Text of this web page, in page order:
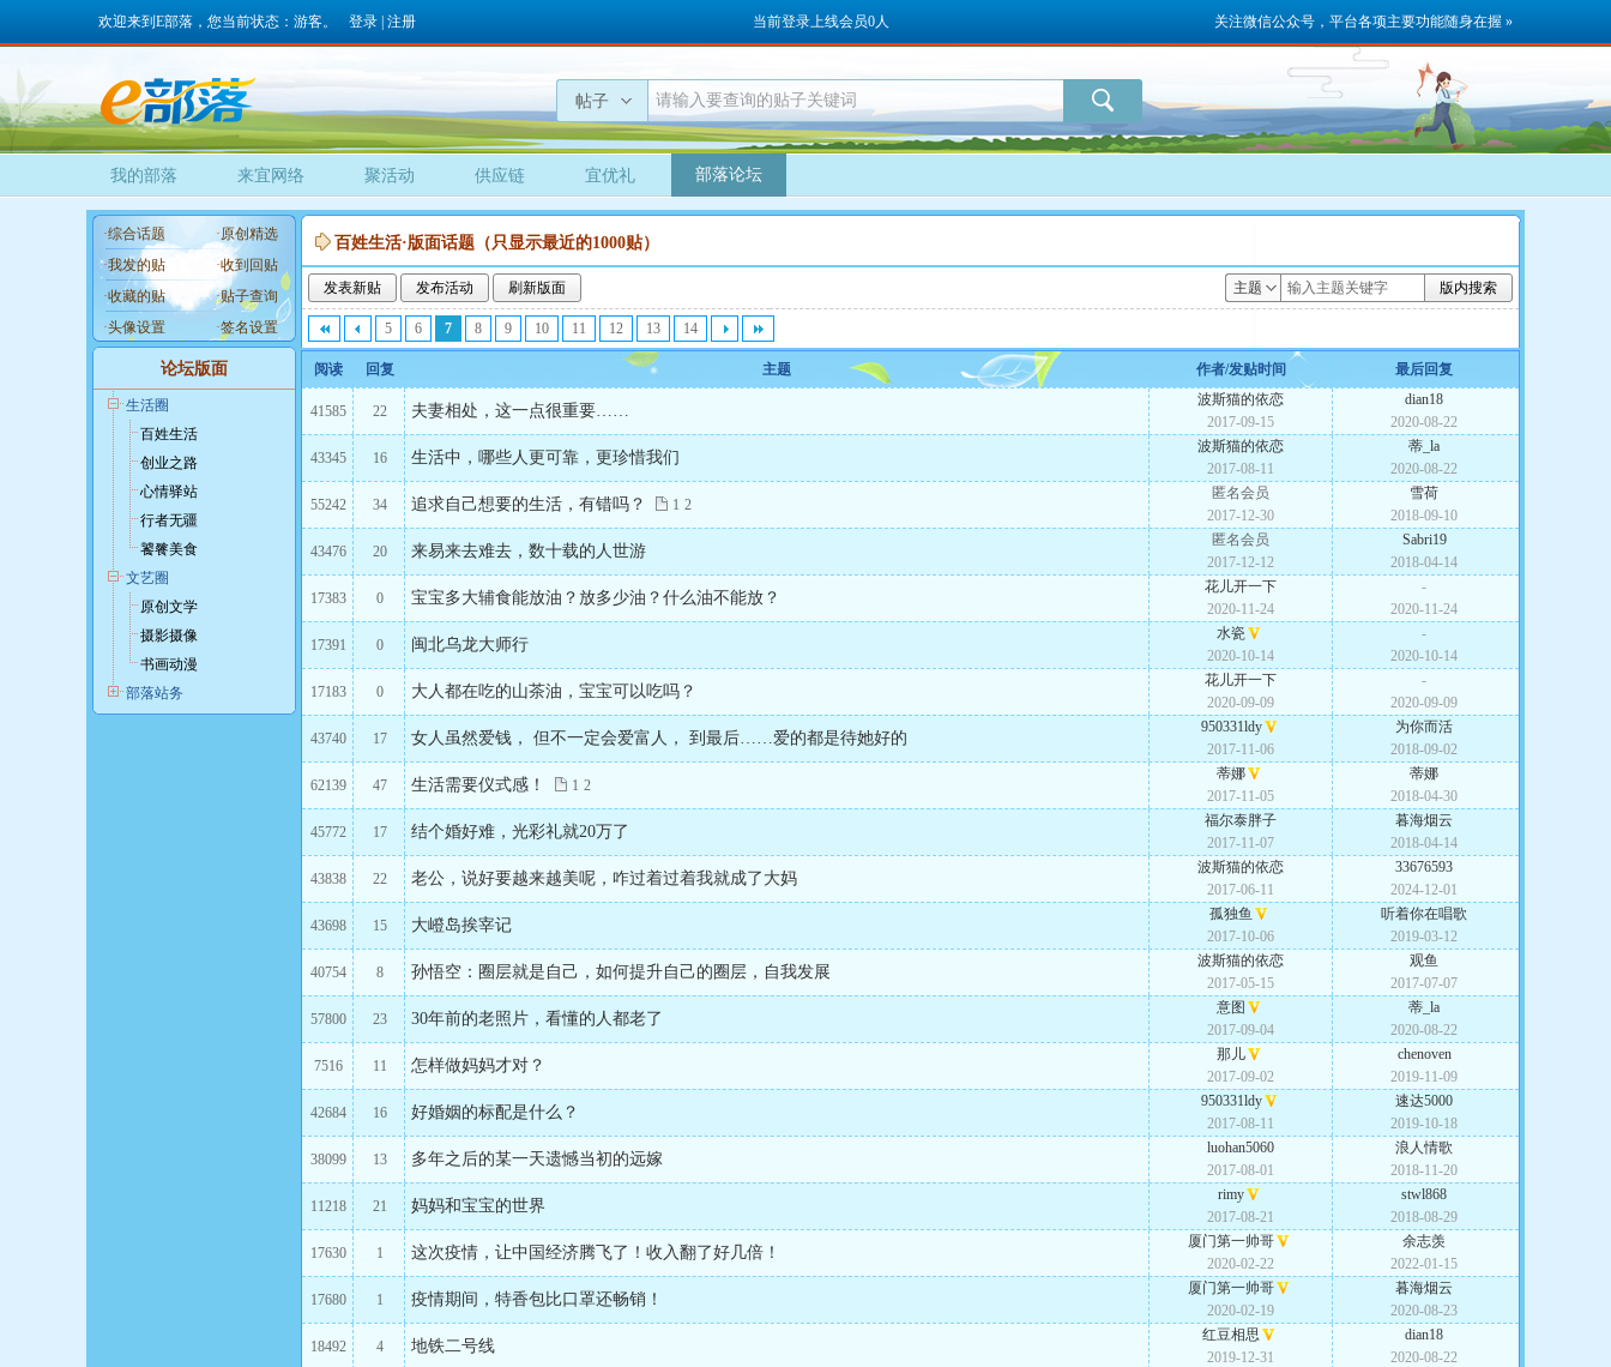
关注微信公众号，平台各项主要功能随身在握 »
欢迎来到E部落，您当前状态：游客。 登录 注册 当前登录上线会员0人
帖子
我的部落 来宜网络 聚活动 供应链 宜优礼 部落论坛
·综合话题 ·原创精选
·我发的贴 ·收到回贴
·收藏的贴 ·贴子查询
·头像设置 ·签名设置
论坛版面
生活圈
百姓生活
创业之路
心情驿站
行者无疆
饕餮美食
文艺圈
原创文学
摄影摄像
书画动漫
部落站务
百姓生活·版面话题（只显示最近的1000贴）
发表新贴 发布活动 刷新版面 主题 版内搜索
5 6 7 8 9 10 11 12 13 14
阅读 回复 主题 作者/发贴时间 最后回复
41585 22 夫妻相处，这一点很重要……
波斯猫的依恋
2017-09-15
dian18
2020-08-22
43345 16 生活中，哪些人更可靠，更珍惜我们
波斯猫的依恋
2017-08-11
蒂_la
2020-08-22
55242 34 追求自己想要的生活，有错吗？ 1 2
匿名会员
2017-12-30
雪荷
2018-09-10
43476 20 来易来去难去，数十载的人世游
匿名会员
2017-12-12
Sabri19
2018-04-14
17383 0 宝宝多大辅食能放油？放多少油？什么油不能放？
花儿开一下
2020-11-24
-
2020-11-24
17391 0 闽北乌龙大师行
水瓷
2020-10-14
-
2020-10-14
17183 0 大人都在吃的山茶油，宝宝可以吃吗？
花儿开一下
2020-09-09
-
2020-09-09
43740 17 女人虽然爱钱， 但不一定会爱富人， 到最后……爱的都是待她好的
950331ldy
2017-11-06
为你而活
2018-09-02
62139 47 生活需要仪式感！ 1 2
蒂娜
2017-11-05
蒂娜
2018-04-30
45772 17 结个婚好难，光彩礼就20万了
福尔泰胖子
2017-11-07
暮海烟云
2018-04-14
43838 22 老公，说好要越来越美呢，咋过着过着我就成了大妈
波斯猫的依恋
2017-06-11
33676593
2024-12-01
43698 15 大嶝岛挨宰记
孤独鱼
2017-10-06
听着你在唱歌
2019-03-12
40754 8 孙悟空：圈层就是自己，如何提升自己的圈层，自我发展
波斯猫的依恋
2017-05-15
观鱼
2017-07-07
57800 23 30年前的老照片，看懂的人都老了
意图
2017-09-04
蒂_la
2020-08-22
7516 11 怎样做妈妈才对？
那儿
2017-09-02
chenoven
2019-11-09
42684 16 好婚姻的标配是什么？
950331ldy
2017-08-11
速达5000
2019-10-18
38099 13 多年之后的某一天遗憾当初的远嫁
luohan5060
2017-08-01
浪人情歌
2018-11-20
11218 21 妈妈和宝宝的世界
rimy
2017-08-21
stwl868
2018-08-29
17630 1 这次疫情，让中国经济腾飞了！收入翻了好几倍！
厦门第一帅哥
2020-02-22
余志羡
2022-01-15
17680 1 疫情期间，特香包比口罩还畅销！
厦门第一帅哥
2020-02-19
暮海烟云
2020-08-23
18492 4 地铁二号线
红豆相思
2019-12-31
dian18
2020-08-22